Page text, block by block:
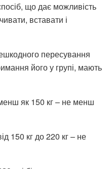
що дає можливість
вставати і
пересування
його у групі, мають
як 150 кг – не менш
150 кг до 220 кг – не